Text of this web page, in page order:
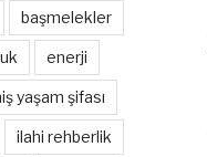
başmelekler
enerji
yaşam şifası
ilahi rehberlik